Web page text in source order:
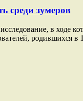
среди зумеров
в ходе
родившихся